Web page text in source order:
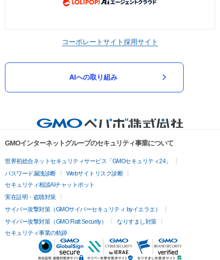
コーポレートサイト採用サイト
AIへの取り組み
GMOインターネットグループのセキュリティ事業について
世界初総合ネットセキュリティサービス「GMOセキュリティ24」
パスワード漏洩診断
Webサイトリスク診断
セキュリティ相談AIチャットボット
実在証明・盗聴対策
サイバー攻撃対策（GMOサイバーセキュリティ byイエラエ）
サイバー攻撃対策（GMO Flatt Security）
なりすまし対策
セキュリティ事業の軌跡